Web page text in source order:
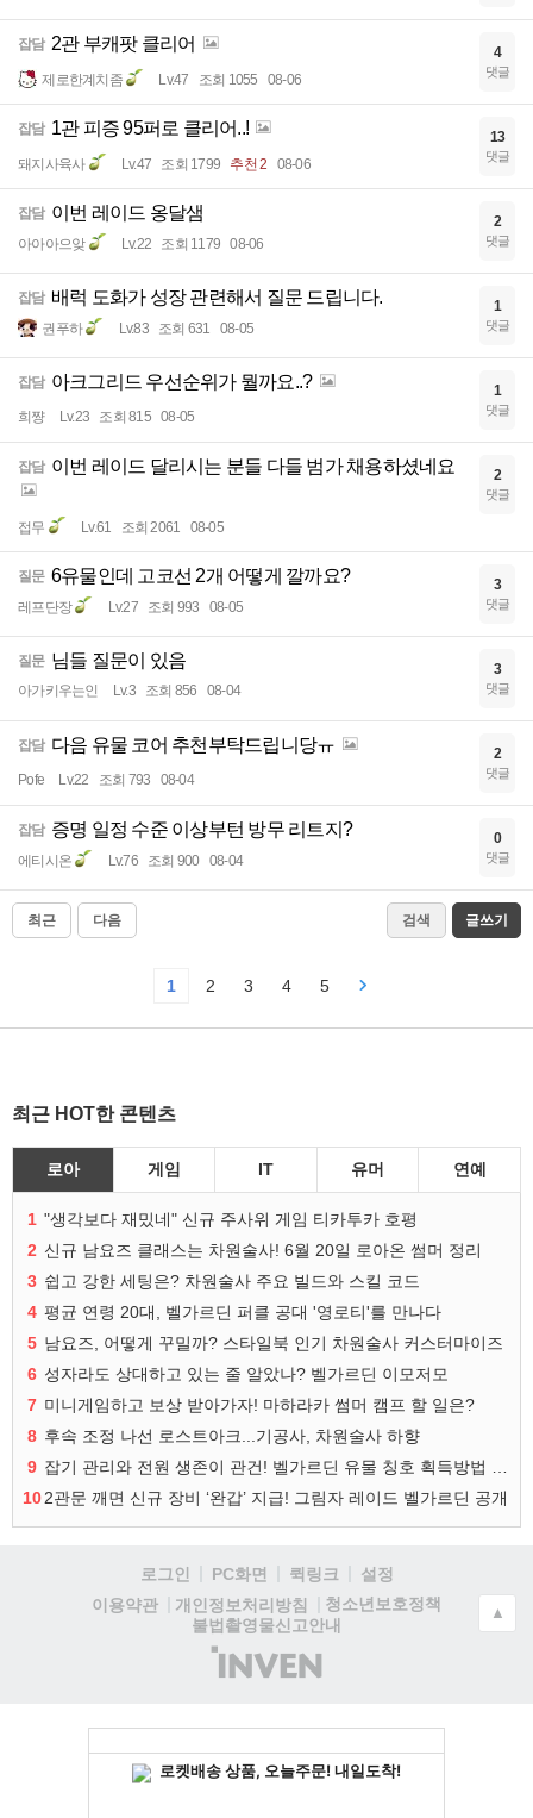
잡담 2관 부캐팟 클리어
제로한계치좀 Lv.47 조회 1055 08-06
4
댓글
잡담 1관 피증 95퍼로 클리어..!
돼지사육사 Lv.47 조회 1799 추천 2 08-06
13
댓글
잡담 이번 레이드 옹달샘
아아아으앚 Lv.22 조회 1179 08-06
2
댓글
잡담 배럭 도화가 성장 관련해서 질문 드립니다.
권푸하 Lv.83 조회 631 08-05
1
댓글
잡담 아크그리드 우선순위가 뭘까요..?
희쨩 Lv.23 조회 815 08-05
1
댓글
잡담 이번 레이드 달리시는 분들 다들 범가 채용하셨네요
접무 Lv.61 조회 2061 08-05
2
댓글
질문 6유물인데 고코선 2개 어떻게 깔까요?
레프단장 Lv.27 조회 993 08-05
3
댓글
질문 님들 질문이 있음
아가키우는인 Lv.3 조회 856 08-04
3
댓글
잡담 다음 유물 코어 추천부탁드립니당ㅠ
Pofe Lv.22 조회 793 08-04
2
댓글
잡담 증명 일정 수준 이상부턴 방무 리트지?
에티시온 Lv.76 조회 900 08-04
0
댓글
최근 다음 검색 글쓰기
1 2 3 4 5
최근 HOT한 콘텐츠
로아 게임 IT 유머 연예
1 "생각보다 재밌네" 신규 주사위 게임 티카투카 호평
2 신규 남요즈 클래스는 차원술사! 6월 20일 로아온 썸머 정리
3 쉽고 강한 세팅은? 차원술사 주요 빌드와 스킬 코드
4 평균 연령 20대, 벨가르딘 퍼클 공대 '영로티'를 만나다
5 남요즈, 어떻게 꾸밀까? 스타일북 인기 차원술사 커스터마이즈
6 성자라도 상대하고 있는 줄 알았나? 벨가르딘 이모저모
7 미니게임하고 보상 받아가자! 마하라카 썸머 캠프 할 일은?
8 후속 조정 나선 로스트아크...기공사, 차원술사 하향
9
102관문 깨면 신규 장비 ‘완갑’ 지급! 그림자 레이드 벨가르딘 공개
로그인 PC화면 퀵링크
설정
이용약관
개인정보처리방침
청소년보호정책
불법촬영물신고안내
(주)
인
▲